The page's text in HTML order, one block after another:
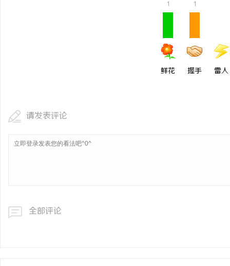
1
鲜花
1
握手 雷人
请发表评论
全部评论